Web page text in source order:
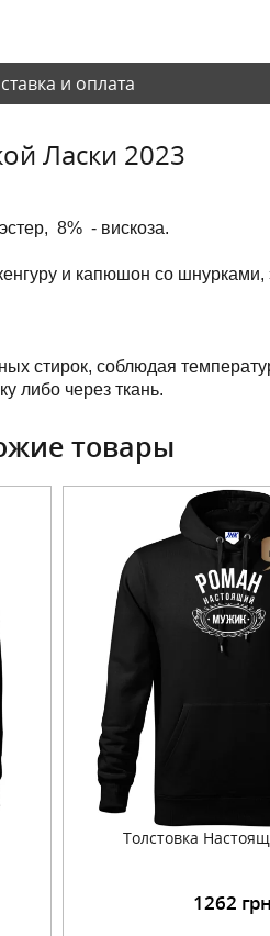
и оплата
Ласки 2023
8% - вискоза.
и капюшон со шнурками,
стирок, соблюдая
либо через ткань.
товары
Толстовка
1262